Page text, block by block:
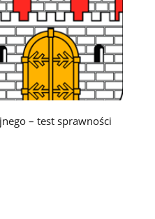
– test sprawności